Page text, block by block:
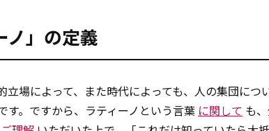
ノ」の定義
立場によって、また時代によっても、人の集団に
す。ですから、ラティーノという言葉 に関して も